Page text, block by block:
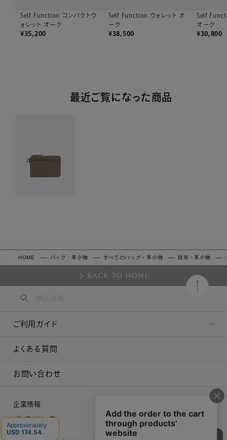
Self Function コンパクトウ
ォレット オーク
¥35,200
Self Function ウォレット オ
ーク
¥38,500
Self
オーク
¥30,800
最近ご覧になった商品
HOME バッグ・革小物 すべてのバッグ・革小物 財布・革小物
BACK TO HOME
ご利用ガイド
よくある質問
お問い合わせ
企業情報
プレスリリース
採用情報